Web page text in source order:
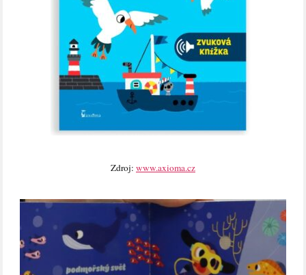
Zdroj: www.axioma.cz